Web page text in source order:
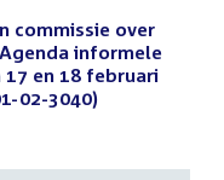
commissie over
informele
17 en 18 februari
02-3040)